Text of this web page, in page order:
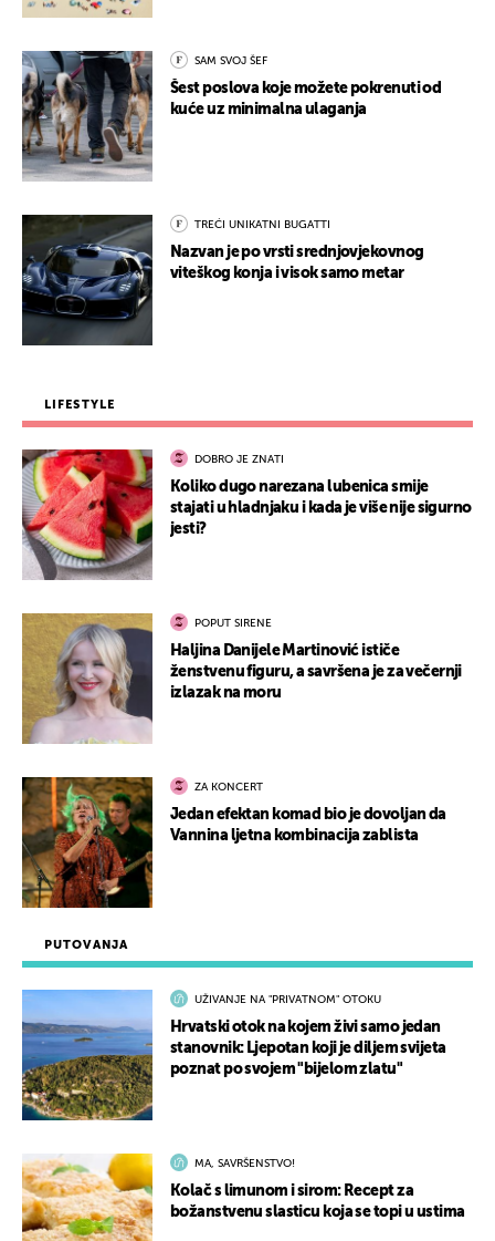
PUTOVANJA
UŽIVANJE NA "PRIVATNOM" OTOKU
Hrvatski otok na kojem živi samo jedan
stanovnik: Ljepotan koji je diljem svijeta
poznat po svojem "bijelom zlatu"
MA, SAVRŠENSTVO!
Kolač s limunom i sirom: Recept za
božanstvenu slasticu koja se topi u ustima
SAM SVOJ ŠEF
Šest poslova koje možete pokrenuti od
kuće uz minimalna ulaganja
TREĆI UNIKATNI BUGATTI
Nazvan je po vrsti srednjovjekovnog
viteškog konja i visok samo metar
LIFESTYLE
DOBRO JE ZNATI
Koliko dugo narezana lubenica smije
stajati u hladnjaku i kada je više nije sigurno
jesti?
POPUT SIRENE
Haljina Danijele Martinović ističe
ženstvenu figuru, a savršena je za večernji
izlazak na moru
ZA KONCERT
Jedan efektan komad bio je dovoljan da
Vannina ljetna kombinacija zablista